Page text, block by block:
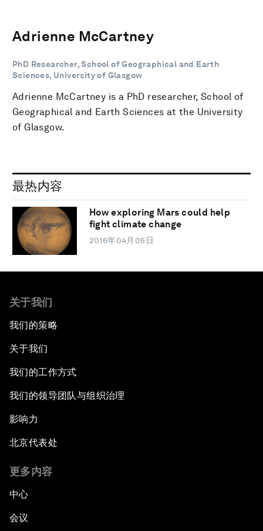
Adrienne McCartney
PhD Researcher, School of Geographical and Earth
Sciences, University of Glasgow
Adrienne McCartney is a PhD researcher, School of
Geographical and Earth Sciences at the University
of Glasgow.
最热内容
How exploring Mars could help
fight climate change
2016年04月05日
关于我们
我们的策略
关于我们
我们的工作方式
我们的领导团队与组织治理
影响力
北京代表处
更多内容
中心
会议